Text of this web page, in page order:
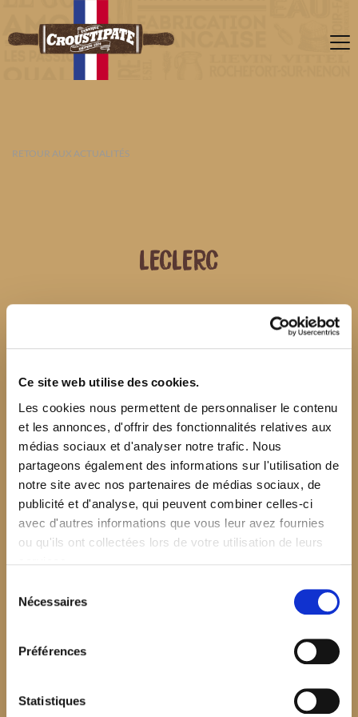
Ce site web utilise des cookies.
Les cookies nous permettent de personnaliser le contenu
et les annonces, d'offrir des fonctionnalités relatives aux
médias sociaux et d'analyser notre trafic. Nous
partageons également des informations sur l'utilisation de
notre site avec nos partenaires de médias sociaux, de
publicité et d'analyse, qui peuvent combiner celles-ci
avec d'autres informations que vous leur avez fournies
ou qu'ils ont collectées lors de votre utilisation de leurs
Nécessaires
Préférences
Statistiques
RETOUR AUX ACTUALITÉS
LECLERC